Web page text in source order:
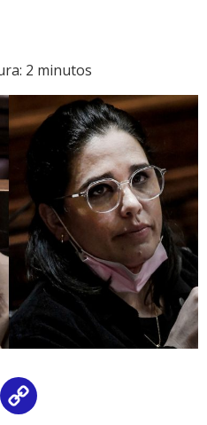
2 minutos
Email